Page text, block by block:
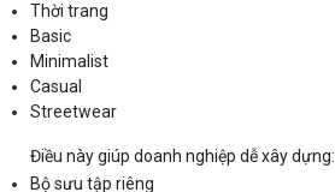
Thời trang
Basic
Minimalist
Casual
Streetwear
Điều này giúp doanh nghiệp dễ xây dựng:
Bộ sưu tập riêng